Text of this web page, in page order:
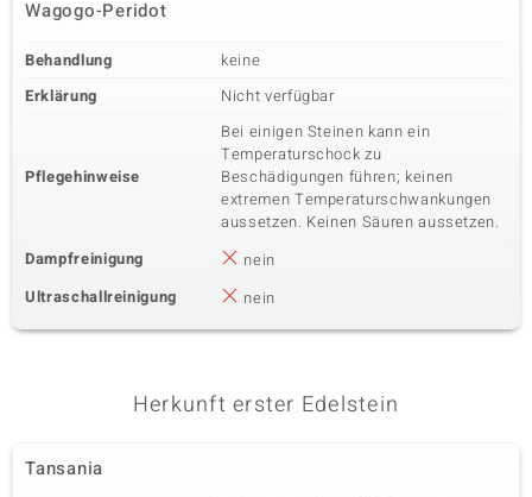
Wagogo-Peridot
Behandlung
keine
Erklärung
Nicht verfügbar
Pflegehinweise
Bei einigen Steinen kann ein
Temperaturschock zu
Beschädigungen führen; keinen
extremen Temperaturschwankungen
aussetzen. Keinen Säuren aussetzen.
Dampfreinigung
nein
Ultraschallreinigung
nein
Herkunft erster Edelstein
Tansania